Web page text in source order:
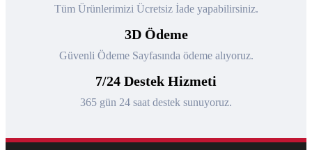
Tüm Ürünlerimizi Ücretsiz İade yapabilirsiniz.
3D Ödeme
Güvenli Ödeme Sayfasında ödeme alıyoruz.
7/24 Destek Hizmeti
365 gün 24 saat destek sunuyoruz.